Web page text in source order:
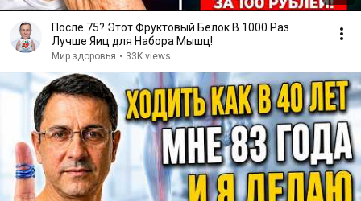
После 75? Этот Фруктовый Белок В 1000 Раз
Лучше Яиц для Набора Мышц!
Мир здоровья • 33K views